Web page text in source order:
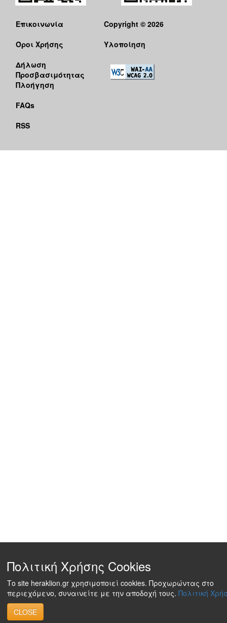
Επικοινωνία
Όροι Χρήσης
Δήλωση
Προσβασιμότητας
Πλοήγηση
FAQs
RSS
Copyright © 2026
Υλοποίηση
Πολιτική Χρήσης Cookies
Το site heraklion.gr χρησιμοποιεί cookies. Προχωρώντας στο
περιεχόμενο, συναινείτε με την αποδοχή τους. Πολιτική
CLOSE